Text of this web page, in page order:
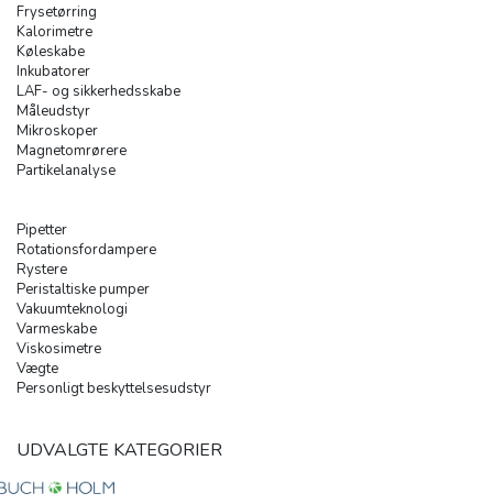
Frysetørring
Kalorimetre
Køleskabe
Inkubatorer
LAF- og sikkerhedsskabe
Måleudstyr
Mikroskoper
Magnetomrørere
Partikelanalyse
Pipetter
Rotationsfordampere
Rystere
Peristaltiske pumper
Vakuumteknologi
Varmeskabe
Viskosimetre
Vægte
Personligt beskyttelsesudstyr
UDVALGTE KATEGORIER